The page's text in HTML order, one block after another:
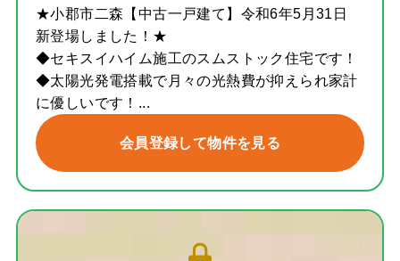
★小郡市二森【中古一戸建て】令和6年5月31日
新登場しました！★
◆セキスイハイム施工のスムストック住宅です！
◆太陽光発電搭載で月々の光熱費が抑えられ家計
に優しいです！...
会員登録して物件を見る